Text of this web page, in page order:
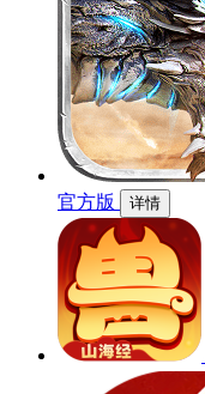
官方版
详情